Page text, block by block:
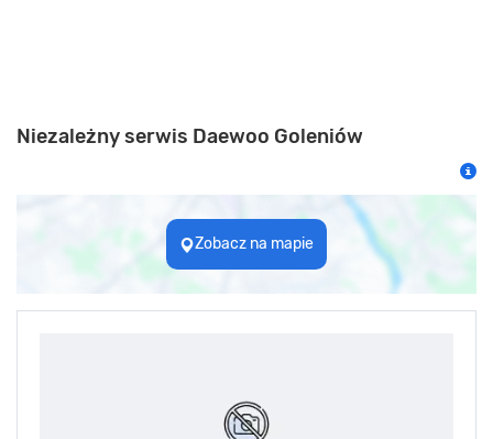
Niezależny serwis Daewoo Goleniów
Zobacz na mapie